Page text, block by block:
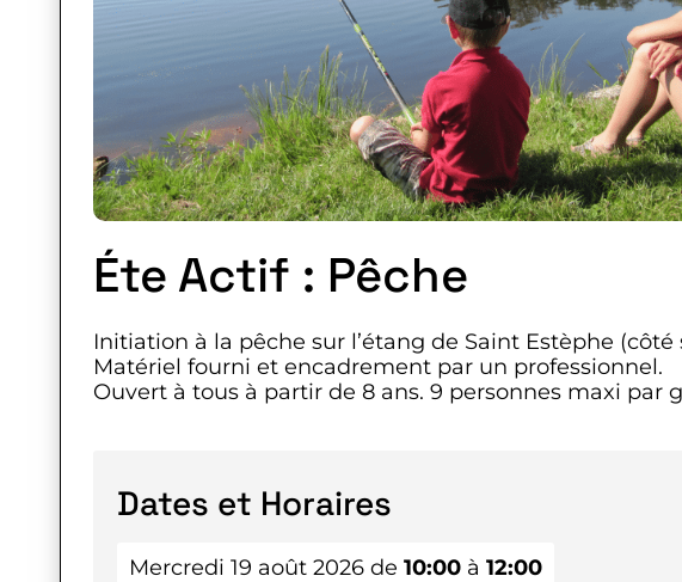
Éte Actif : Pêche
Initiation à la pêche sur l’étang de Saint Estèphe (côté
Matériel fourni et encadrement par un professionnel.
Ouvert à tous à partir de 8 ans. 9 personnes maxi par
Dates et Horaires
Mercredi 19 août 2026 de 10:00à 12:00